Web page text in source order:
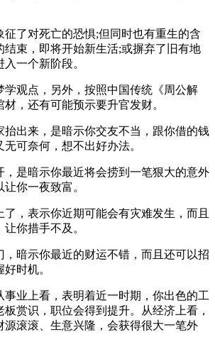
了对死亡的恐惧;但同时也有重生的含
结束，即将开始新生活;或摒弃了旧有地
一个新阶段。
观点，另外，按照中国传统《周公解
，还有可能预示要升官发财。
出来，是暗示你交友不当，跟你借的钱
可奈何，想不出好办法。
是暗示你最近将会捞到一笔狠大的意外
你一夜致富。
表示你近期可能会有灾难发生，而且
你措手不及。
暗示你最近的财运不错，而且还可以招
时机。
业上看，表明着近一时期，你出色的工
赏识，职位会得到提升。从经济上看，
源滚滚、生意兴隆，会获得很大一笔外